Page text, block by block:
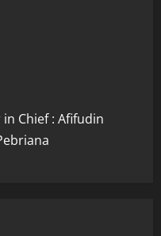
Chief : Afifudin